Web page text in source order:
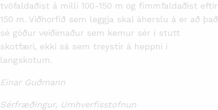
tvöfaldaðist á milli 100-150 m og fimmfaldaðist eftir
150 m. Viðhorfið sem leggja skal áherslu á er að það
sé góður veiðimaður sem kemur sér í stutt
skotfæri, ekki sá sem treystir á heppni í
langskotum.
Einar Guðmann
Sérfræðingur, Umhverfisstofnun